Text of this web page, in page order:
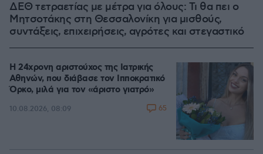
ΔΕΘ τετραετίας με μέτρα για όλους: Τι θα πει ο
Μητσοτάκης στη Θεσσαλονίκη για μισθούς,
συντάξεις, επιχειρήσεις, αγρότες και στεγαστικό
Η 24χρονη αριστούχος της Ιατρικής
Αθηνών, που διάβασε τον Ιπποκρατικό
Όρκο, μιλά για τον «άριστο γιατρό»
10.08.2026, 08:09 65